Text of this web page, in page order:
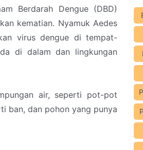
Berdarah Dengue (DBD)
kematian. Nyamuk Aedes
virus dengue di tempat-
di dalam dan lingkungan
air, seperti pot-pot
ban, dan pohon yang punya